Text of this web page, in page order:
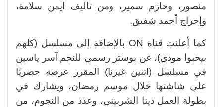
منصور، وحازم سمير، ومن تأليف أيمن سلامة،
وإخراج أحمد شفيق.
كما أعلنت قناة ON بالإضافة إلى مسلسل (كلهم
بيحبوا مودي)، عن بوستر رسمي للنجم آسر ياسين
في مسلسل (اتنين غيرنا) المقرر عرضه حصريًا
على شاشتها خلال موسم رمضان، ويشارك في
بطولة العمل دينا الشربيني، وعدد من النجوم، من